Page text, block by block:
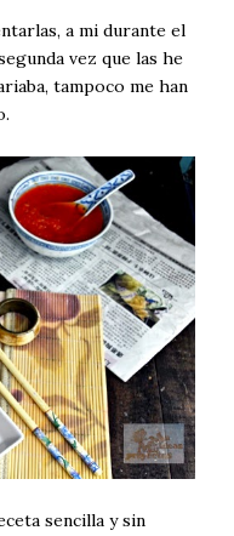
a mi durante el
vez que las he
tampoco me han
sencilla y sin